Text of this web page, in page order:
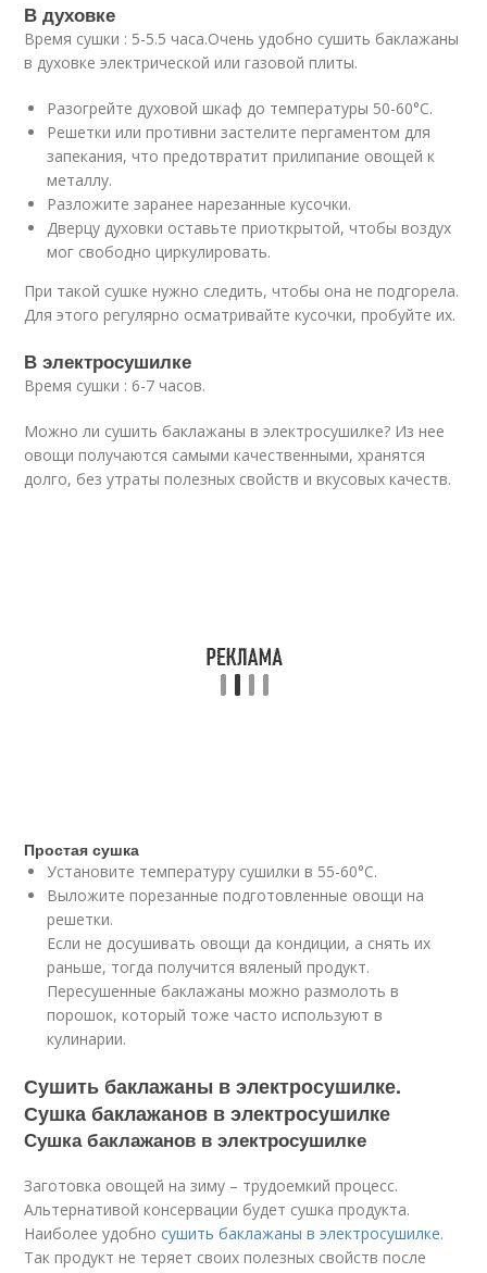
В духовке
Время сушки : 5-5.5 часа.Очень удобно сушить баклажаны
в духовке электрической или газовой плиты.
Разогрейте духовой шкаф до температуры 50-60°С.
Решетки или противни застелите пергаментом для
запекания, что предотвратит прилипание овощей к
металлу.
Разложите заранее нарезанные кусочки.
Дверцу духовки оставьте приоткрытой, чтобы воздух
мог свободно циркулировать.
При такой сушке нужно следить, чтобы она не подгорела.
Для этого регулярно осматривайте кусочки, пробуйте их.
В электросушилке
Время сушки : 6-7 часов.
Можно ли сушить баклажаны в электросушилке? Из нее
овощи получаются самыми качественными, хранятся
долго, без утраты полезных свойств и вкусовых качеств.
Простая сушка
Установите температуру сушилки в 55-60°С.
Выложите порезанные подготовленные овощи на
решетки.
Если не досушивать овощи да кондиции, а снять их
раньше, тогда получится вяленый продукт.
Пересушенные баклажаны можно размолоть в
порошок, который тоже часто используют в
кулинарии.
Сушить баклажаны в электросушилке.
Сушка баклажанов в электросушилке
Сушка баклажанов в электросушилке
Заготовка овощей на зиму – трудоемкий процесс.
Альтернативой консервации будет сушка продукта.
Наиболее удобносушить баклажаны в электросушилке.
Так продукт не теряет своих полезных свойств после